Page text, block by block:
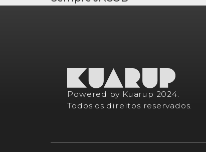
Powered by Kuarup 2024.
Todos os direitos reservados.